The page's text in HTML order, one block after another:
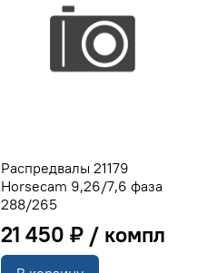
Распредвалы 21179
Horsecam 9,26/7,6 фаза
288/265
21 450 ₽